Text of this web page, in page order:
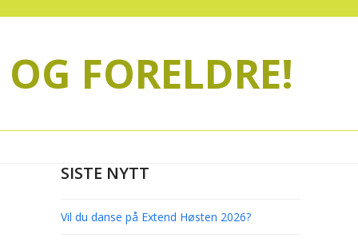
FORELDRE!
SISTE NYTT
Vil du danse på Extend Høsten 2026?